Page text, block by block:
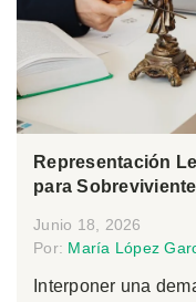
Representación
para
Junio 18, 2026
Por: María López
Interponer una